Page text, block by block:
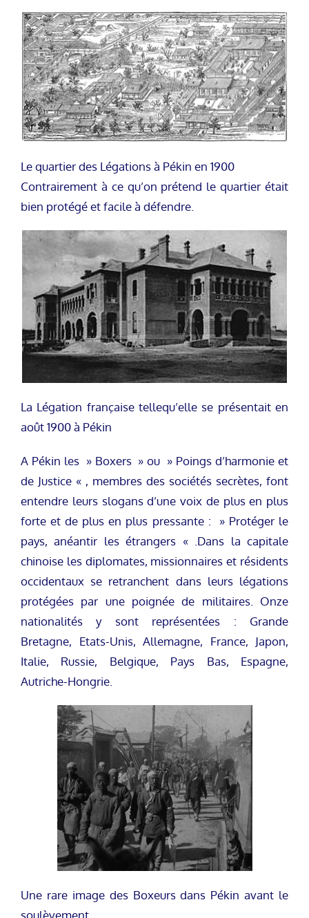
Le quartier des Légations à Pékin en 1900
Contrairement à ce qu’on prétend le quartier était
bien protégé et facile à défendre.
La Légation française tellequ’elle se présentait en
août 1900 à Pékin
A Pékin les » Boxers » ou » Poings d’harmonie et
de Justice « , membres des sociétés secrètes, font
entendre leurs slogans d’une voix de plus en plus
forte et de plus en plus pressante : » Protéger le
pays, anéantir les étrangers « .Dans la capitale
chinoise les diplomates, missionnaires et résidents
occidentaux se retranchent dans leurs légations
protégées par une poignée de militaires. Onze
nationalités y sont représentées : Grande
Bretagne, Etats-Unis, Allemagne, France, Japon,
Italie, Russie, Belgique, Pays Bas, Espagne,
Autriche-Hongrie.
Une rare image des Boxeurs dans Pékin avant le
soulèvement